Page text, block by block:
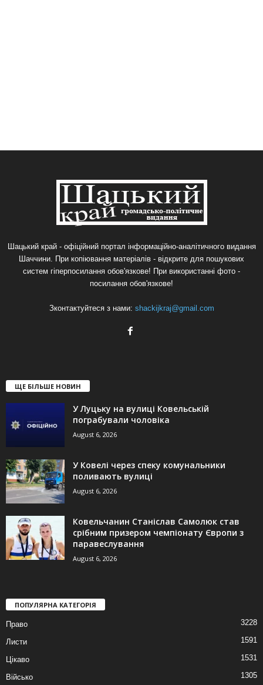
Шацький край - офіційний портал інформаційно-аналітичного видання
Шаччини. При копіювання матеріалів - відкрите для пошукових
систем гіперпосилання обов'язкове! При використанні фото -
посилання обов'язкове!
Зконтактуйтеся з нами: shackijkraj@gmail.com
ЩЕ БІЛЬШЕ НОВИН
У Луцьку на вулиці Ковельській
пограбували чоловіка
August 6, 2026
У Ковелі через спеку комунальники
поливають вулиці
August 6, 2026
Ковельчанин Станіслав Самолюк став
срібним призером чемпіонату Європи з
паравеслування
August 6, 2026
ПОПУЛЯРНА КАТЕГОРІЯ
Право 3228
Листи 1591
Цікаво 1531
Військо 1305